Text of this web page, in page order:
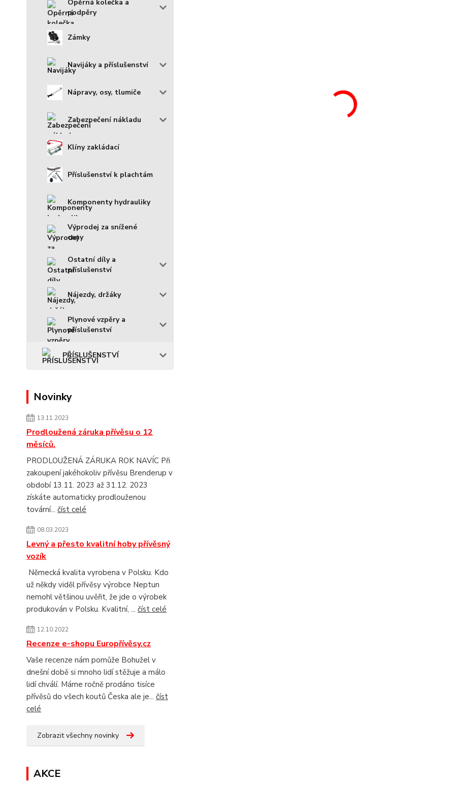
Opěrná kolečka a
podpěry
Zámky
Navijáky a příslušenství
Nápravy, osy, tlumiče
Zabezpečení nákladu
Klíny zakládací
Příslušenství k plachtám
Komponenty hydrauliky
Výprodej za snížené
ceny
Ostatní díly a
příslušenství
Nájezdy, držáky
Plynové vzpěry a
příslušenství
PŘÍSLUŠENSTVÍ
Novinky
13.11.2023
Prodloužená záruka přívěsu o 12
měsíců.
PRODLOUŽENÁ ZÁRUKA ROK NAVÍC Při
zakoupení jakéhokoliv přívěsu Brenderup v
období 13.11. 2023 až 31.12. 2023
získáte automaticky prodlouženou
tovární... číst celé
08.03.2023
Levný a přesto kvalitní hoby přívěsný
vozík
Německá kvalita vyrobena v Polsku. Kdo
už někdy viděl přívěsy výrobce Neptun
nemohl většinou uvěřit, že jde o výrobek
produkován v Polsku. Kvalitní, ... číst celé
12.10.2022
Recenze e-shopu Europřívěsy.cz
Vaše recenze nám pomůže Bohužel v
dnešní době si mnoho lidí stěžuje a málo
lidí chválí. Máme ročně prodáno tisíce
přívěsů do všech koutů Česka ale je... číst
celé
Zobrazit všechny novinky
AKCE